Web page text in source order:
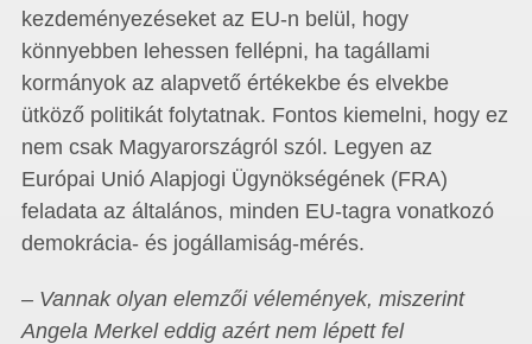
kezdeményezéseket az EU-n belül, hogy
könnyebben lehessen fellépni, ha tagállami
kormányok az alapvető értékekbe és elvekbe
ütköző politikát folytatnak. Fontos kiemelni, hogy ez
nem csak Magyarországról szól. Legyen az
Európai Unió Alapjogi Ügynökségének (FRA)
feladata az általános, minden EU-tagra vonatkozó
demokrácia- és jogállamiság-mérés.
– Vannak olyan elemzői vélemények, miszerint
Angela Merkel eddig azért nem lépett fel